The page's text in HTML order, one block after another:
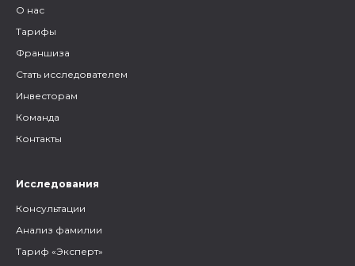
О нас
Тарифы
Франшиза
Стать исследователем
Инвесторам
Команда
Контакты
Исследования
Консультации
Анализ фамилии
Тариф «Эксперт»